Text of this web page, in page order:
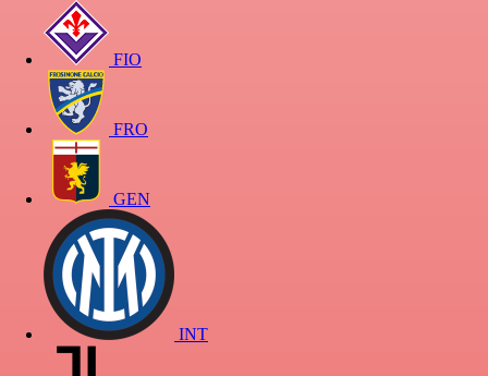
FIO
FRO
GEN
INT